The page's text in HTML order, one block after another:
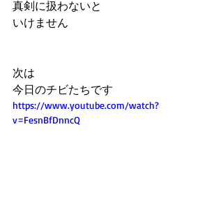
真剣に扱わないと
いけません
次は
今日のチビたちです
https://www.youtube.com/watch?
v=FesnBfDnncQ